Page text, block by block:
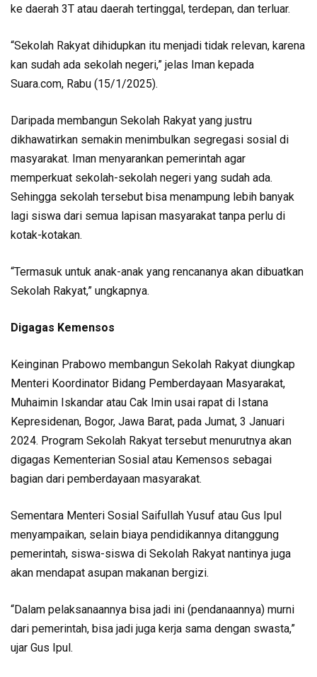
ke daerah 3T atau daerah tertinggal, terdepan, dan terluar.
“Sekolah Rakyat dihidupkan itu menjadi tidak relevan, karena
kan sudah ada sekolah negeri,” jelas Iman kepada
Suara.com, Rabu (15/1/2025).
Daripada membangun Sekolah Rakyat yang justru
dikhawatirkan semakin menimbulkan segregasi sosial di
masyarakat. Iman menyarankan pemerintah agar
memperkuat sekolah-sekolah negeri yang sudah ada.
Sehingga sekolah tersebut bisa menampung lebih banyak
lagi siswa dari semua lapisan masyarakat tanpa perlu di
kotak-kotakan.
“Termasuk untuk anak-anak yang rencananya akan dibuatkan
Sekolah Rakyat,” ungkapnya.
Digagas Kemensos
Keinginan Prabowo membangun Sekolah Rakyat diungkap
Menteri Koordinator Bidang Pemberdayaan Masyarakat,
Muhaimin Iskandar atau Cak Imin usai rapat di Istana
Kepresidenan, Bogor, Jawa Barat, pada Jumat, 3 Januari
2024. Program Sekolah Rakyat tersebut menurutnya akan
digagas Kementerian Sosial atau Kemensos sebagai
bagian dari pemberdayaan masyarakat.
Sementara Menteri Sosial Saifullah Yusuf atau Gus Ipul
menyampaikan, selain biaya pendidikannya ditanggung
pemerintah, siswa-siswa di Sekolah Rakyat nantinya juga
akan mendapat asupan makanan bergizi.
“Dalam pelaksanaannya bisa jadi ini (pendanaannya) murni
dari pemerintah, bisa jadi juga kerja sama dengan swasta,”
ujar Gus Ipul.